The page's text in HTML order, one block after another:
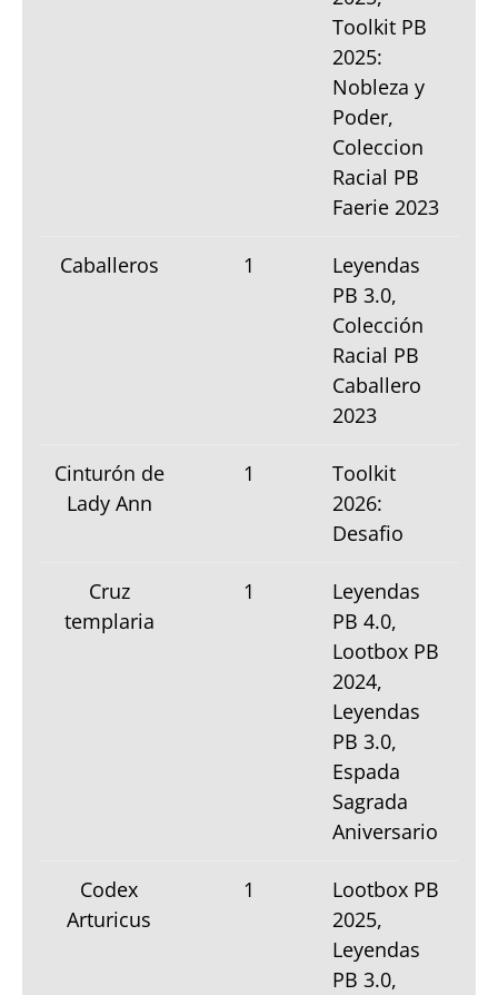
Toolkit PB
2025:
Nobleza y
Poder,
Coleccion
Racial PB
Faerie 2023
Caballeros 1
Leyendas
PB 3.0,
Colección
Racial PB
Caballero
2023
Cinturón de
Lady Ann
1
Toolkit
2026:
Desafio
Cruz
templaria
1
Leyendas
PB 4.0,
Lootbox PB
2024,
Leyendas
PB 3.0,
Espada
Sagrada
Aniversario
Codex
Arturicus
1
Lootbox PB
2025,
Leyendas
PB 3.0,